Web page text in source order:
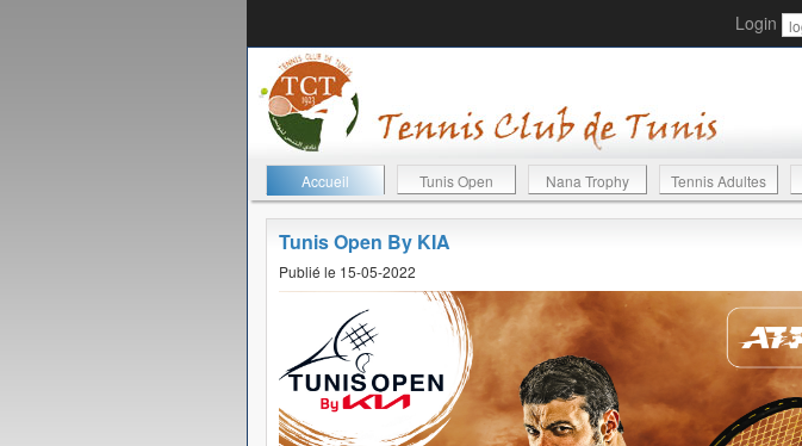
Login
Accueil Tunis Open Nana Trophy Tennis Adultes
Tunis Open By KIA
Publié le 15-05-2022